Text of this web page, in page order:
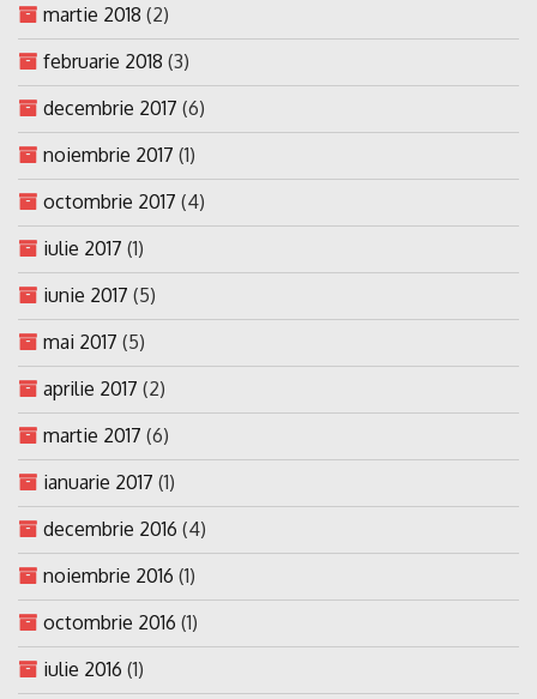
martie 2018 (2)
februarie 2018 (3)
decembrie 2017 (6)
noiembrie 2017 (1)
octombrie 2017 (4)
iulie 2017 (1)
iunie 2017 (5)
mai 2017 (5)
aprilie 2017 (2)
martie 2017 (6)
ianuarie 2017 (1)
decembrie 2016 (4)
noiembrie 2016 (1)
octombrie 2016 (1)
iulie 2016 (1)